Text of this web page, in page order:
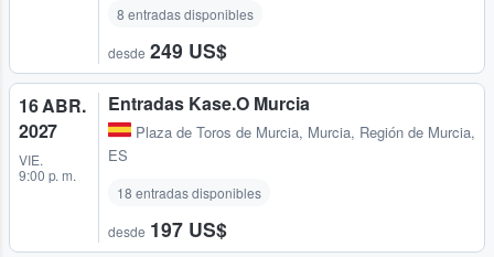
8 entradas disponibles
desde 249 US$
16 ABR.
2027
VIE.
9:00 p. m.
Entradas Kase.O Murcia
Plaza de Toros de Murcia, Murcia, Región de Murcia,
ES
18 entradas disponibles
desde 197 US$